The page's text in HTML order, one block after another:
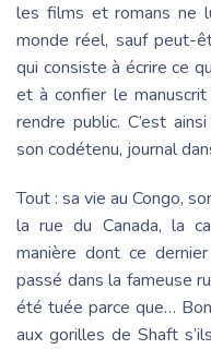
les films et romans ne
monde réel, sauf peut-
qui consiste à écrire ce
et à confier le manuscrit
rendre public. C’est
son codétenu, journal
Tout : sa vie au Congo,
la rue du Canada, la
manière dont ce
passé dans la fameuse
été tuée parce que…
aux gorilles de Shaft